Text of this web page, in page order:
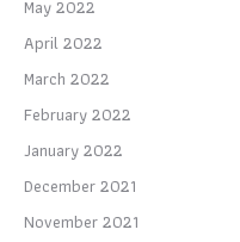
May 2022
April 2022
March 2022
February 2022
January 2022
December 2021
November 2021